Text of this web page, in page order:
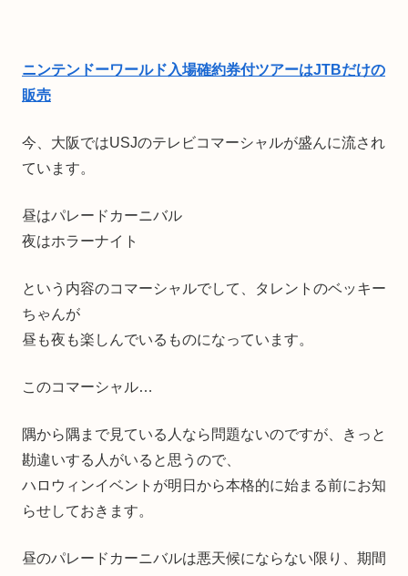
ニンテンドーワールド入場確約券付ツアーはJTBだけの
販売
今、大阪ではUSJのテレビコマーシャルが盛んに流され
ています。
昼はパレードカーニバル
夜はホラーナイト
という内容のコマーシャルでして、タレントのベッキー
ちゃんが
昼も夜も楽しんでいるものになっています。
このコマーシャル…
隅から隅まで見ている人なら問題ないのですが、きっと
勘違いする人がいると思うので、
ハロウィンイベントが明日から本格的に始まる前にお知
らせしておきます。
昼のパレードカーニバルは悪天候にならない限り、期間